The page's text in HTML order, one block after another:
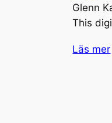
Glenn
This
Läs mer